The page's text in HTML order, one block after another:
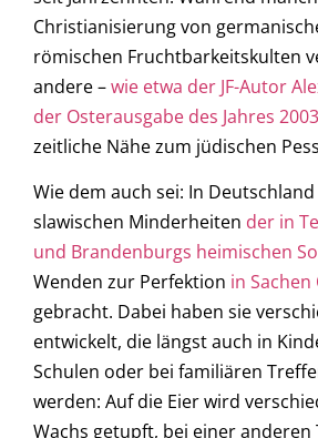
Christianisierung von
römischen Fruchtbarkeitskulten
andere –wie etwa der JF-Autor
der Osterausgabe des Jahres 2003
zeitliche Nähe zum jüdischen
Wie dem auch sei: In
slawischen Minderheiten der in
und Brandenburgs heimischen
Wenden zur Perfektion in
gebracht. Dabei haben sie
entwickelt, die längst auch in
Schulen oder bei familiären
werden: Auf die Eier wird
Wachs getupft, bei einer anderen